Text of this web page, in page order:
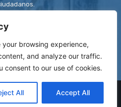
your browsing experience,
and analyze our traffic.
consent to our use of cookies.
All Accept All
|| Registro ROMDA Nº
Depositphotos
| Design images by